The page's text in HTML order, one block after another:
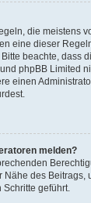
die meistens
eine dieser
beachte, dass
phpBB Limited
einen
melden?
des Beitrags,
Schritte geführt.